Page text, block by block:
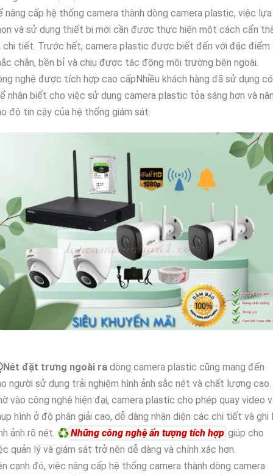
nâng cấp hệ thống camera thành dòng camera plastic, việc lựa
và sử dụng thiết bị mới cần được thực hiện một cách cẩn
chi tiết. Trước hết, camera plastic được biết đến với đặc điểm
chắn, bền bỉ và chịu được tác động môi trường bên ngoài.
nghệ được tích hợp cao cấpNhiều khách hàng đã sử dụng có
nhận biết cho việc sử dụng camera plastic tỏa sáng hơn và
độ tin cậy của hệ thống giám sát.
Nét đặt trưng ngoài ra dòng camera plastic cũng mang đến
người sử dụng trải nghiệm hình ảnh sắc nét và chất lượng cao.
vào công nghệ hiện đại, camera plastic cho phép quay video
hình ở độ phân giải cao, dễ dàng nhận diện các chi tiết và ghi
ảnh rõ nét. ♻Những công nghệ ấn tượng tích hợp giúp cho
quản lý và giám sát trở nên dễ dàng và chính xác hơn.
cạnh đó, việc nâng cấp hệ thống camera thành dòng camera